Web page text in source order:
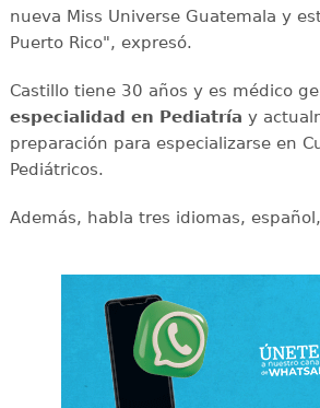
nueva Miss Universe Guatemala y
Puerto Rico", expresó.
Castillo tiene 30 años y es médico
especialidad en Pediatría y
preparación para especializarse en
Pediátricos.
Además, habla tres idiomas,